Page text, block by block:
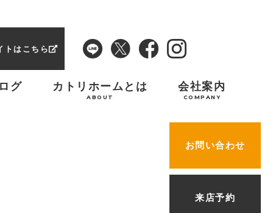
トはこちら
グ カトリホームとは
ABOUT
会社案内
COMPANY
お問い合わせ
来店予約